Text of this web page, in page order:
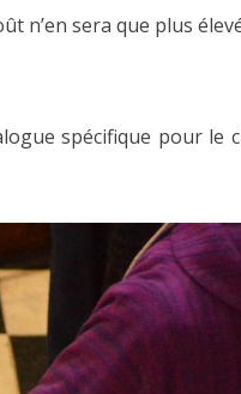
n’en sera que plus
spécifique pour le